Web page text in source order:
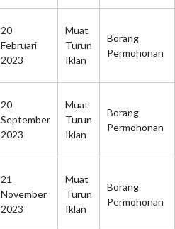
20
Februari
2023
Muat
Turun
Iklan
Borang
Permohonan
20
September
2023
Muat
Turun
Iklan
Borang
Permohonan
21
November
2023
Muat
Turun
Iklan
Borang
Permohonan